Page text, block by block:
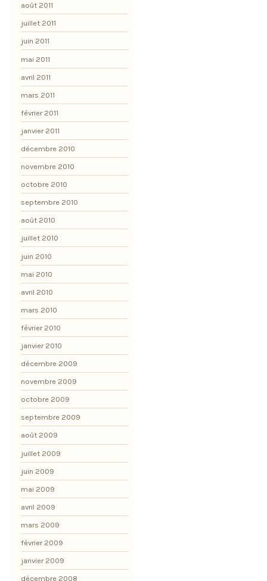
août 2011
juillet 2011
juin 2011
mai 2011
avril 2011
mars 2011
février 2011
janvier 2011
décembre 2010
novembre 2010
octobre 2010
septembre 2010
août 2010
juillet 2010
juin 2010
mai 2010
avril 2010
mars 2010
février 2010
janvier 2010
décembre 2009
novembre 2009
octobre 2009
septembre 2009
août 2009
juillet 2009
juin 2009
mai 2009
avril 2009
mars 2009
février 2009
janvier 2009
décembre 2008